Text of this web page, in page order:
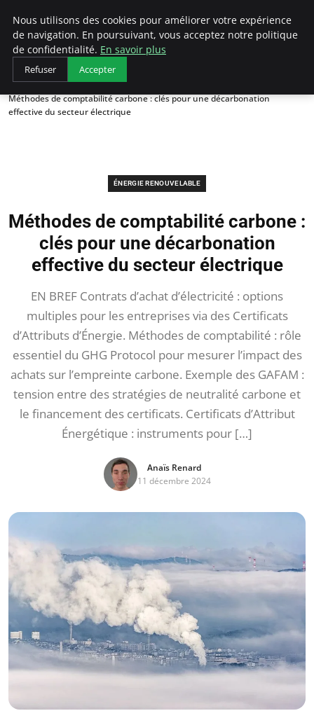
Arcticclimateemergency
Accueil
Énergie renouvelable
Méthodes de comptabilité carbone : clés pour une décarbonation
effective du secteur électrique
ÉNERGIE RENOUVELABLE
Méthodes de comptabilité carbone :
clés pour une décarbonation
effective du secteur électrique
EN BREF Contrats d’achat d’électricité : options
multiples pour les entreprises via des Certificats
d’Attributs d’Énergie. Méthodes de comptabilité : rôle
essentiel du GHG Protocol pour mesurer l’impact des
achats sur l’empreinte carbone. Exemple des GAFAM :
tension entre des stratégies de neutralité carbone et
le financement des certificats. Certificats d’Attribut
Énergétique : instruments pour […]
Anaïs Renard
11 décembre 2024
Nous utilisons des cookies pour améliorer votre expérience
de navigation. En poursuivant, vous acceptez notre politique
de confidentialité. En savoir plus
Refuser Accepter